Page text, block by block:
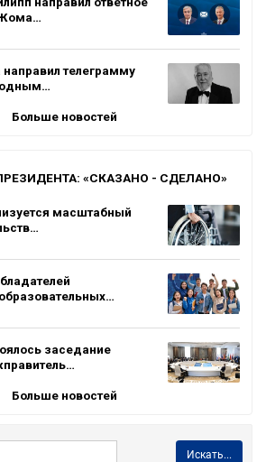
направил телеграмму
Больше новостей
«СКАЗАНО - СДЕЛАНО»
масштабный
заседание
Больше новостей
Искать...